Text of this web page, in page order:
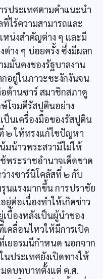
รประเทศตามคำแนะนำ
ไร้ความสามารถและ
น่งสำคัญต่าง ๆ และมี
ต่าง ๆ บ่อยครั้ง ซึ่งมีผลก
มั่นคงของรัฐบาลงาน
อยู่ในภาวะชะงักงันจน
ต้านซาร์ สมาชิกสภาดู
โจมตีรัสปูตินอย่าง
ป็นเครื่องมือของรัสปูติน
๒ ให้ทรงแก้ไขปัญหา
มน้าวพระสวามีไม่ให้
พระราชอำนาจเด็ดขาด
างซาร์นิโคลัสที่ ๒ กับ
นแรงมากขึ้น การปราชัย
ยู่ต่อเนื่องทำให้เกิดข่าว
บื้องหลังเป็นผู้นำของ
คลื่อนไหวให้มีการเปิด
เยอรมนีกำหนด นอกจาก
นประเทศยังเปิดทางให้
ดบทบาทตั้งแต่ ค.ศ.